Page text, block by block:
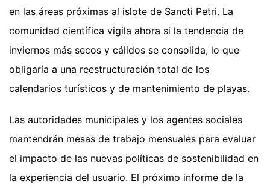
en las áreas próximas al islote de Sancti Petri. La
comunidad científica vigila ahora si la tendencia de
inviernos más secos y cálidos se consolida, lo que
obligaría a una reestructuración total de los
calendarios turísticos y de mantenimiento de playas.
Las autoridades municipales y los agentes sociales
mantendrán mesas de trabajo mensuales para evaluar
el impacto de las nuevas políticas de sostenibilidad en
la experiencia del usuario. El próximo informe de la